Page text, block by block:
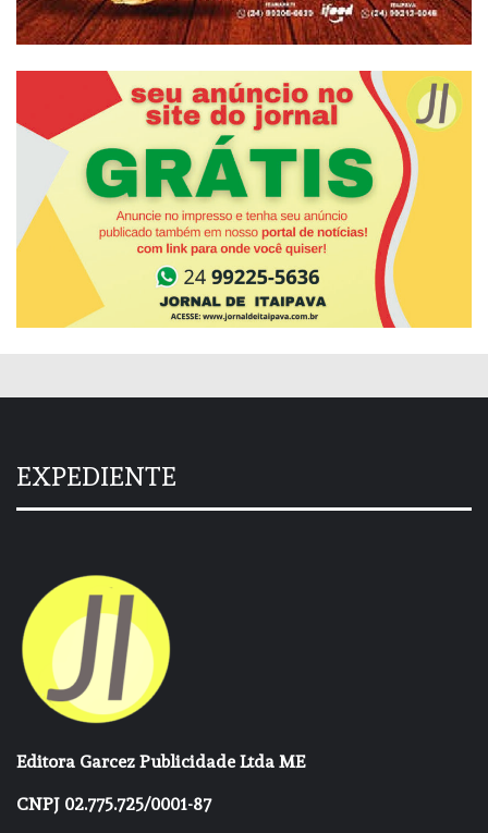
EXPEDIENTE
Editora Garcez Publicidade Ltda ME
CNPJ 02.775.725/0001-87